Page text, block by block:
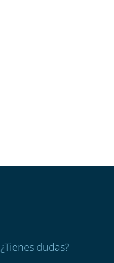
¿Tienes dudas?